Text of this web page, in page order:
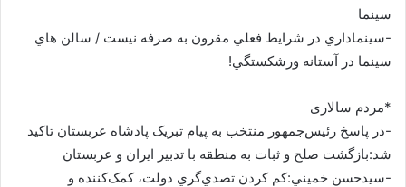
سينما
-سينماداري در شرايط فعلي مقرون به صرفه نيست / سالن هاي
سينما در آستانه ورشكستگي!
*مردم سالاری
-در پاسخ رئيس‌جمهور منتخب به پيام تبريک پادشاه عربستان تاکيد
شد:بازگشت صلح و ثبات به منطقه با تدبير ايران و عربستان
-سيد‌حسن خميني:کم کردن تصدي‌گري دولت، کمک‌کننده و